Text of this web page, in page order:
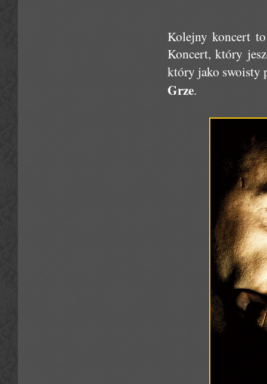
Kolejny koncert
Koncert, który
który jako swoisty
Grze.